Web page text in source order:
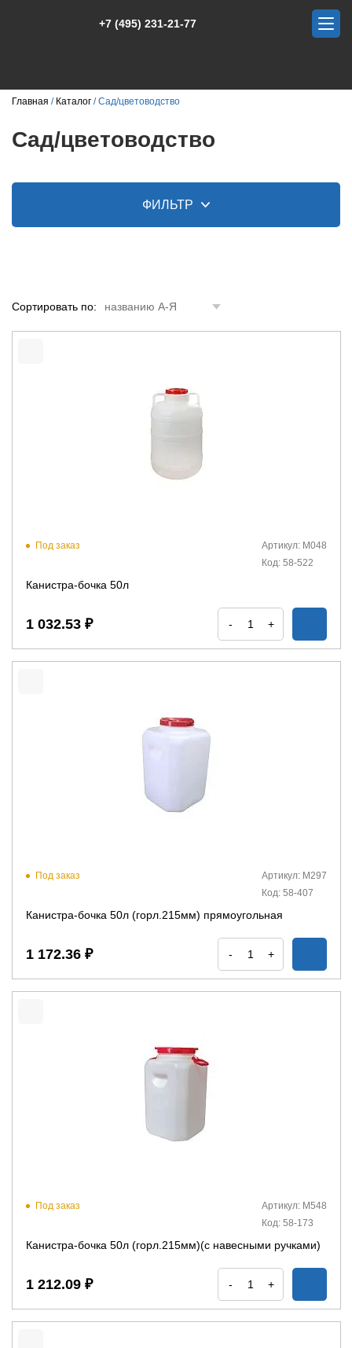
+7 (495) 231-21-77
Главная Каталог Сад/цветоводство
Сад/цветоводство
ФИЛЬТР
Сортировать по: названию А-Я
Под заказ
Артикул: М048
Код: 58-522
Канистра-бочка 50л
1 032.53 ₽ - +
Под заказ
Артикул: М297
Код: 58-407
Канистра-бочка 50л (горл.215мм) прямоугольная
1 172.36 ₽ - +
Под заказ
Артикул: М548
Код: 58-173
Канистра-бочка 50л (горл.215мм)(с навесными ручками)
1 212.09 ₽ - +